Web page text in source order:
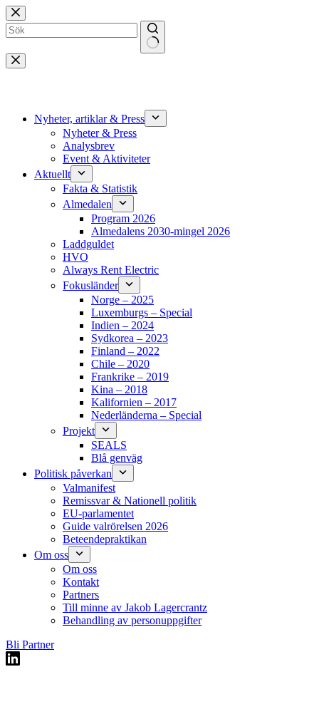
Hoppa
till
innehåll
Inga
resultat
Nyheter, artiklar & Press
Nyheter & Press
Analysbrev
Event & Aktiviteter
Aktuellt
Fakta & Statistik
Almedalen
Program 2026
Almedalens 2030-mingel 2026
Laddguldet
HVO
Always Rent Electric
Fokusländer
Norge – 2025
Luxemburgs – Special
Indien – 2024
Sydkorea – 2023
Finland – 2022
Chile – 2020
Frankrike – 2019
Kina – 2018
Kalifornien – 2017
Nederländerna – Special
Projekt
SEALS
Blå genväg
Politisk påverkan
Valmanifest
Remissvar & Nationell politik
EU-parlamentet
Guide valrörelsen 2026
Beteendepraktikan
Om oss
Om oss
Kontakt
Partners
Till minne av Jakob Lagercrantz
Behandling av personuppgifter
Bli Partner